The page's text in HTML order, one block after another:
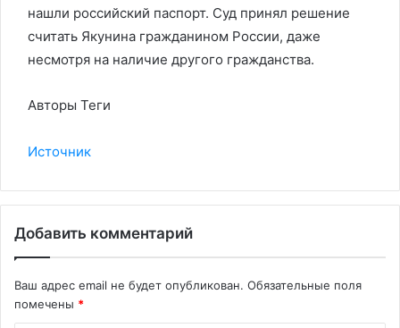
нашли российский паспорт. Суд принял решение
считать Якунина гражданином России, даже
несмотря на наличие другого гражданства.
Авторы Теги
Источник
Добавить комментарий
Ваш адрес email не будет опубликован. Обязательные поля
помечены *